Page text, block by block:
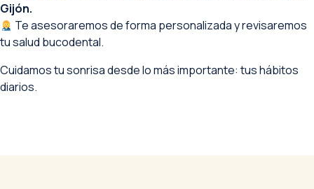
Gijón.
Te asesoraremos de forma personalizada y revisaremos
tu salud bucodental.
Cuidamos tu sonrisa desde lo más importante: tus hábitos
diarios.